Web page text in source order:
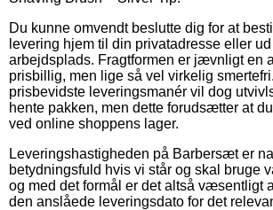
Du kunne omvendt beslutte dig for at
levering hjem til din privatadresse eller
arbejdsplads. Fragtformen er jævnligt en
prisbillig, men lige så vel virkelig
prisbevidste leveringsmanér vil dog
hente pakken, men dette forudsætter at
ved online shoppens lager.
Leveringshastigheden på Barbersæt er
betydningsfuld hvis vi står og skal bruge
og med det formål er det altså væsentligt
den anslåede leveringsdato for det